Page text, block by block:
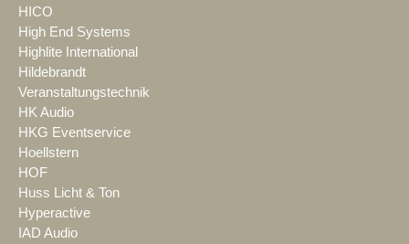
HICO
High End Systems
Highlite International
Hildebrandt
Veranstaltungstechnik
HK Audio
HKG Eventservice
Hoellstern
HOF
Huss Licht & Ton
Hyperactive
IAD Audio